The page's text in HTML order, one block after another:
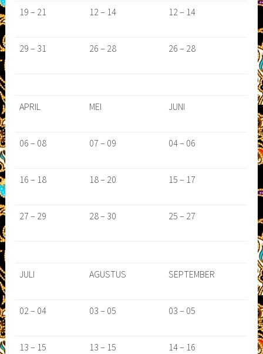
19 – 21 12 – 14 12 – 14
29 – 31 26 – 28 26 – 28
APRIL MEI JUNI
06 – 08 07 – 09 04 – 06
16 – 18 18 – 20 15 – 17
27 – 29 28 – 30 25 – 27
JULI AGUSTUS SEPTEMBER
02 – 04 03 – 05 03 – 05
13 – 15 13 – 15 14 – 16